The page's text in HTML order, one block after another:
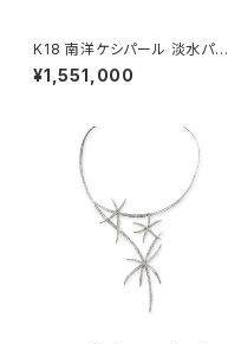
K18 南洋ケシパール 淡水パー
ル ネックレス
¥1,551,000